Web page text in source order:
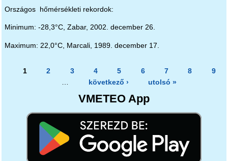
Országos hőmérsékleti rekordok:
Minimum: -28,3°C, Zabar, 2002. december 26.
Maximum: 22,0°C, Marcali, 1989. december 17.
Oldalak
1 2 3 4 5 6 7 8
9
következő › utolsó »
VMETEO App